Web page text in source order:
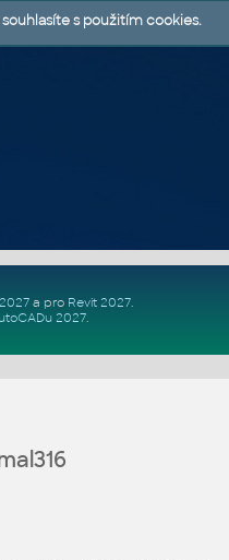
a pro Revit 2027.
2027.
s použitím cookies.